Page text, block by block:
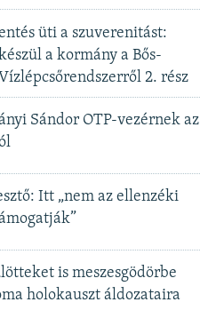
üti a szuverenitást:
a kormány a Bős-
2. rész
Sándor OTP-vezérnek az
Itt „nem az ellenzéki
is meszesgödörbe
holokauszt áldozataira